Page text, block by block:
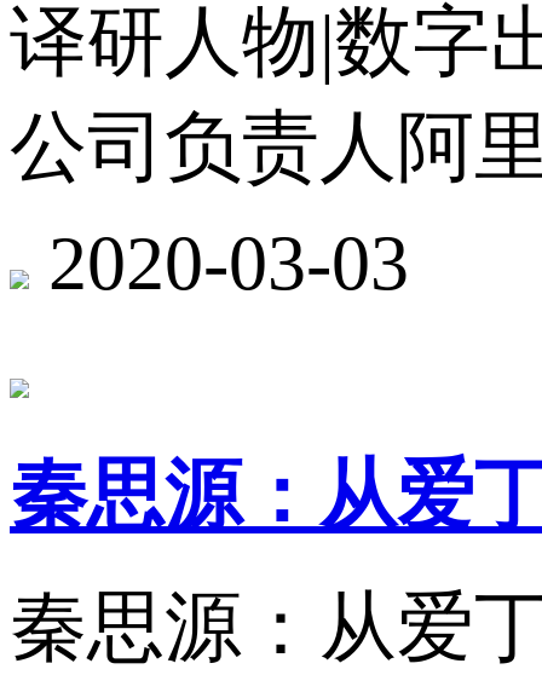
译研人物|数字
公司负责人阿
2020-03-03
秦思源：从爱
秦思源：从爱